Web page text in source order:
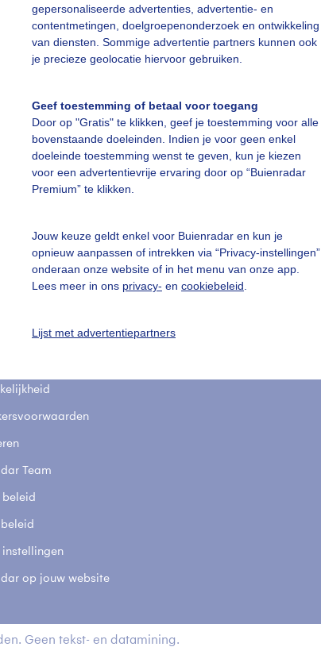
gepersonaliseerde advertenties, advertentie- en
contentmetingen, doelgroepenonderzoek en ontwikkeling
van diensten. Sommige advertentie partners kunnen ook
je precieze geolocatie hiervoor gebruiken.
Geef toestemming of betaal voor toegang
Door op "Gratis" te klikken, geef je toestemming voor alle
bovenstaande doeleinden. Indien je voor geen enkel
doeleinde toestemming wenst te geven, kun je kiezen
voor een advertentievrije ervaring door op “Buienradar
Premium” te klikken.
Jouw keuze geldt enkel voor Buienradar en kun je
opnieuw aanpassen of intrekken via “Privacy-instellingen”
onderaan onze website of in het menu van onze app.
Lees meer in ons privacy- en cookiebeleid
Lijst met advertentiepartners
vragen
Team
beleid
instellingen
op jouw website
Mijn weer
Geen tekst- en datamining.